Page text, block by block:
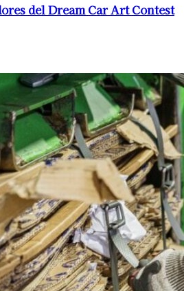
del Dream Car Art Contest